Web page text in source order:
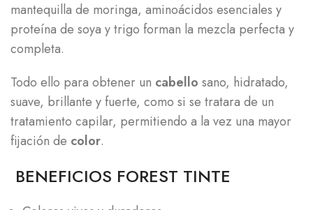
mantequilla de moringa, aminoácidos esenciales y
proteína de soya y trigo forman la mezcla perfecta y
completa.
Todo ello para obtener un cabello sano, hidratado,
suave, brillante y fuerte, como si se tratara de un
tratamiento capilar, permitiendo a la vez una mayor
fijación de color.
BENEFICIOS FOREST TINTE